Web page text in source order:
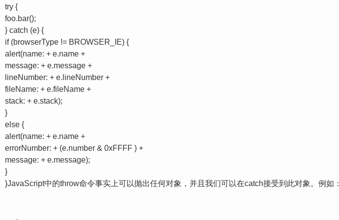
try {
foo.bar();
} catch (e) {
if (browserType != BROWSER_IE) {
alert(name: + e.name +
message: + e.message +
lineNumber: + e.lineNumber +
fileName: + e.fileName +
stack: + e.stack);
}
else {
alert(name: + e.name +
errorNumber: + (e.number & 0xFFFF ) +
message: + e.message);
}
}JavaScript中的throw命令事实上可以抛出任何对象，并且我们可以在catch接受到此对象。例如：